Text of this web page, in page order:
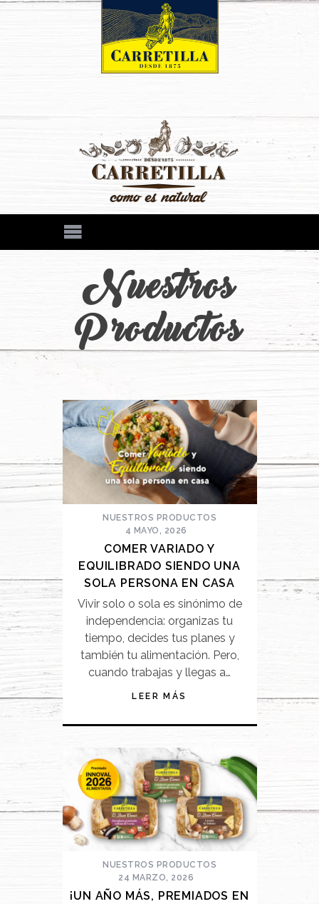
Nuestros
Productos
NUESTROS PRODUCTOS
4 MAYO, 2026
COMER VARIADO Y
EQUILIBRADO SIENDO UNA
SOLA PERSONA EN CASA
Vivir solo o sola es sinónimo de
independencia: organizas tu
tiempo, decides tus planes y
también tu alimentación. Pero,
cuando trabajas y llegas a…
LEER MÁS
NUESTROS PRODUCTOS
24 MARZO, 2026
¡UN AÑO MÁS, PREMIADOS EN